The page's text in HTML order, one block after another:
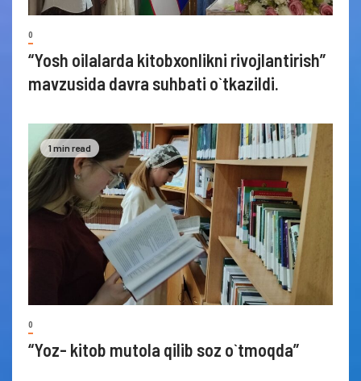
0
“Yosh oilalarda kitobxonlikni rivojlantirish”
mavzusida davra suhbati o`tkazildi.
1 min read
0
“Yoz- kitob mutola qilib soz o`tmoqda”